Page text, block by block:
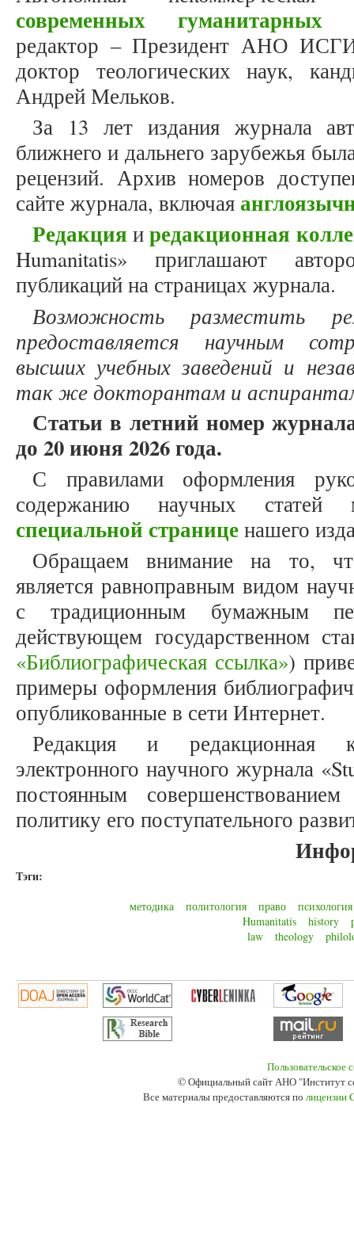
современных гуманитарных
редактор – Президент АНО
доктор теологических наук,
Андрей Мельков.
За 13 лет издания журнала
ближнего и дальнего зарубежья
рецензий. Архив номеров
сайте журнала, включая
Редакция иредакционная
Humanitatis» приглашают
публикаций на страницах журнала.
Возможность разместить
предоставляется научным
высших учебных заведений и
так же докторантам и
Статьи в летний номер
до 20 июня 2026 года.
С правилами оформления
содержанию научных
специальной страниценашего
Обращаем внимание на то,
является равноправным видом
с традиционным бумажным
действующем государственном
«Библиографическая ссылка»)
примеры оформления
опубликованные в сети Интернет.
Редакция и редакционная
электронного научного журнала
постоянным
политику его поступательного
Тэги:
методика политология право
психология
Humanitatis
history
law
theology
Пользовательское
© Официальный сайт АНО "Институт
Все материалы предоставляются по лицензии